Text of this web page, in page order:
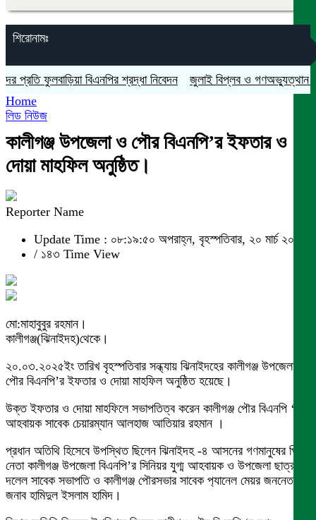
শিরোনামঃ
ফুলবাড়িয়া বিএনপির শ্রদ্ধা নিবেদন জুলাই বিপ্লব ও গণঅভ্যুত্থান দিবস
Home
লিড নিউজ
কালীগঞ্জ উপজেলা ও পৌর বিএনপি’র ইফতার ও
দোয়া মাহফিল অনুষ্ঠিত।
Reporter Name
Update Time : ০৮:১৯:৫০ অপরাহ্ন, বৃহস্পতিবার, ২০ মার্চ ২০২৫
/ ১৪৩ Time View
মো:মাহাবুবুর রহমান।
কালীগঞ্জ(ঝিনাইদহ)থেকে।
২০.০৩.২০২৫ইং তারিখ বৃহস্পতিবার সন্ধ্যায় ঝিনাইদহের কালীগঞ্জ উপজেলা ও
পৌর বিএনপি’র ইফতার ও দোয়া মাহফিল অনুষ্ঠিত হয়েছে।
উক্ত ইফতার ও দোয়া মাহফিলে সভাপতিত্ব করেন কালীগঞ্জ পৌর বিএনপি ‘র
আহবায়ক সাবেক চেয়ারম্যান আলহাজ আতিয়ার রহমান ।
প্রধান অতিথি হিসেবে উপস্থিত ছিলেন ঝিনাইদহ -৪ আসনের গণমানুষের প্রিয়
নেতা কালীগঞ্জ উপজেলা বিএনপি’র সিনিয়র যুগ্ম আহবায়ক ও উপজেলা ছাত্র
দলেল সাবেক সভাপতি ও কালীগঞ্জ পৌরসভার সাবেক প‍্যানেল মেয়র জননেতা
জনাব হামিদুল ইসলাম হামিদ।